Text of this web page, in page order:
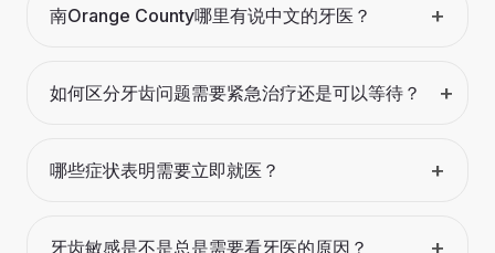
南Orange County哪里有说中文的牙医？ +
如何区分牙齿问题需要紧急治疗还是可以等待？ +
哪些症状表明需要立即就医？ +
牙齿敏感是不是总是需要看牙医的原因？ +